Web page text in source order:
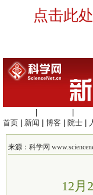
点击此
首页
新闻 博客 院士
来源： 科学网
12月